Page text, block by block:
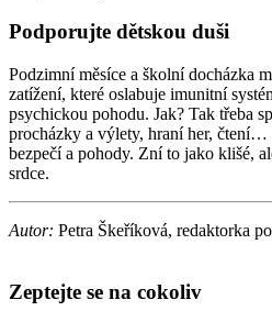
Podporujte dětskou duši
Podzimní měsíce a školní docházka
zatížení, které oslabuje imunitní
psychickou pohodu. Jak? Tak třeba
procházky a výlety, hraní her,
bezpečí a pohody. Zní to jako klišé,
srdce.
Autor: Petra Škeříková, redaktorka
Zeptejte se na cokoliv